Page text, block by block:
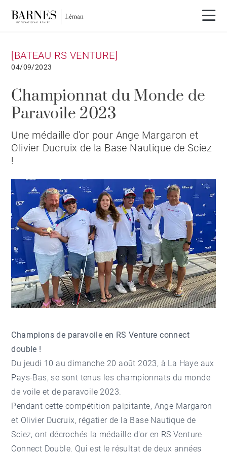
[BATEAU RS VENTURE]
04/09/2023
Championnat du Monde de
Paravoile 2023
Une médaille d'or pour Ange Margaron et
Olivier Ducruix de la Base Nautique de Sciez
!
Champions de paravoile en RS Venture connect
double !
Du jeudi 10 au dimanche 20 août 2023, à La Haye aux
Pays-Bas, se sont tenus les championnats du monde
de voile et de paravoile 2023.
Pendant cette compétition palpitante, Ange Margaron
et Olivier Ducruix, régatier de la Base Nautique de
Sciez, ont décrochés la médaille d'or en RS Venture
Connect Double. Qui est le résultat de deux années